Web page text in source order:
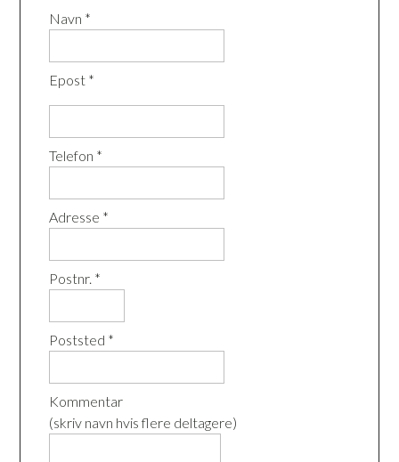
Navn *
Epost *
Telefon *
Adresse *
Postnr. *
Poststed *
Kommentar
(skriv navn hvis flere deltagere)